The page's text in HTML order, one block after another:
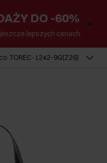
DO -60%
lepszych cenach
TOREC-1242-9G(Z26)